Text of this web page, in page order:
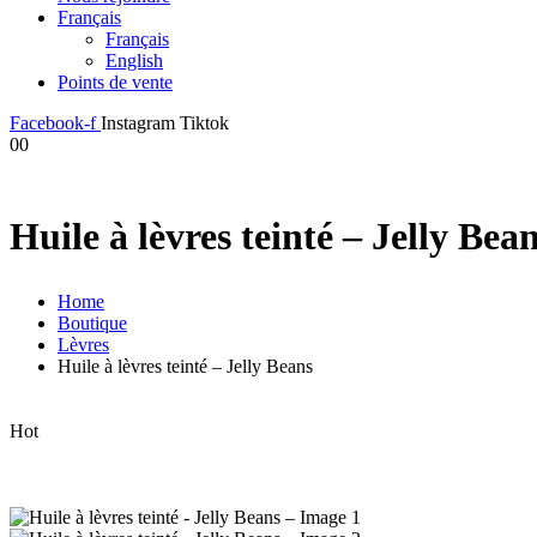
Français
Français
English
Points de vente
Facebook-f Instagram Tiktok
00
Huile à lèvres teinté – Jelly
Home
Boutique
Lèvres
Huile à lèvres teinté – Jelly Beans
Hot